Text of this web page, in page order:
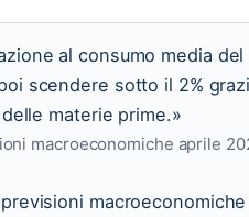
al consumo media del
scendere sotto il 2%
materie prime.»
macroeconomiche aprile